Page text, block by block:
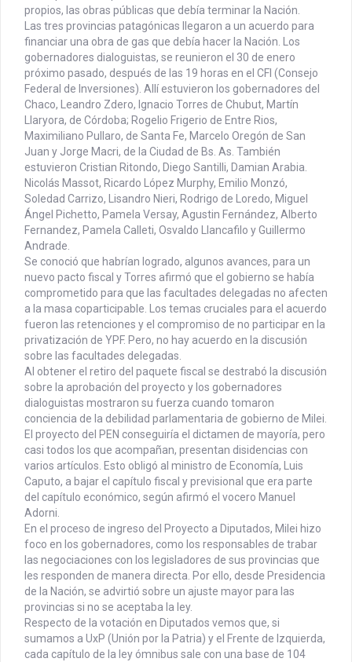
propios, las obras públicas que debía terminar la Nación.
Las tres provincias patagónicas llegaron a un acuerdo para
financiar una obra de gas que debía hacer la Nación. Los
gobernadores dialoguistas, se reunieron el 30 de enero
próximo pasado, después de las 19 horas en el CFI (Consejo
Federal de Inversiones). Allí estuvieron los gobernadores del
Chaco, Leandro Zdero, Ignacio Torres de Chubut, Martín
Llaryora, de Córdoba; Rogelio Frigerio de Entre Rios,
Maximiliano Pullaro, de Santa Fe, Marcelo Oregón de San
Juan y Jorge Macri, de la Ciudad de Bs. As. También
estuvieron Cristian Ritondo, Diego Santilli, Damian Arabia.
Nicolás Massot, Ricardo López Murphy, Emilio Monzó,
Soledad Carrizo, Lisandro Nieri, Rodrigo de Loredo, Miguel
Ángel Pichetto, Pamela Versay, Agustin Fernández, Alberto
Fernandez, Pamela Calleti, Osvaldo Llancafilo y Guillermo
Andrade.
Se conoció que habrían logrado, algunos avances, para un
nuevo pacto fiscal y Torres afirmó que el gobierno se había
comprometido para que las facultades delegadas no afecten
a la masa coparticipable. Los temas cruciales para el acuerdo
fueron las retenciones y el compromiso de no participar en la
privatización de YPF. Pero, no hay acuerdo en la discusión
sobre las facultades delegadas.
Al obtener el retiro del paquete fiscal se destrabó la discusión
sobre la aprobación del proyecto y los gobernadores
dialoguistas mostraron su fuerza cuando tomaron
conciencia de la debilidad parlamentaria de gobierno de Milei.
El proyecto del PEN conseguiría el dictamen de mayoría, pero
casi todos los que acompañan, presentan disidencias con
varios artículos. Esto obligó al ministro de Economía, Luis
Caputo, a bajar el capítulo fiscal y previsional que era parte
del capítulo económico, según afirmó el vocero Manuel
Adorni.
En el proceso de ingreso del Proyecto a Diputados, Milei hizo
foco en los gobernadores, como los responsables de trabar
las negociaciones con los legisladores de sus provincias que
les responden de manera directa. Por ello, desde Presidencia
de la Nación, se advirtió sobre un ajuste mayor para las
provincias si no se aceptaba la ley.
Respecto de la votación en Diputados vemos que, si
sumamos a UxP (Unión por la Patria) y el Frente de Izquierda,
cada capítulo de la ley ómnibus sale con una base de 104